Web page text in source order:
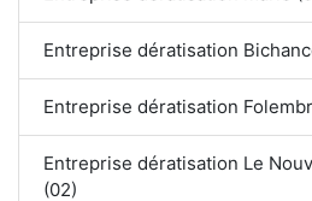
Entreprise dératisation
Entreprise dératisation
Entreprise dératisation Le
(02)